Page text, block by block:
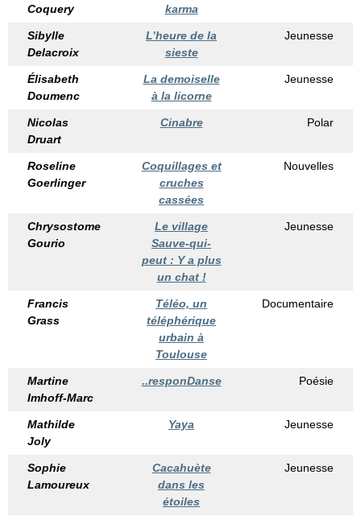
Coquery
karma
Sibylle
Delacroix
L’heure de la
sieste
Jeunesse
Élisabeth
Doumenc
La demoiselle
à la licorne
Jeunesse
Nicolas
Druart
Cinabre Polar
Roseline
Goerlinger
Coquillages et
cruches
cassées
Nouvelles
Chrysostome
Gourio
Le village
Sauve-qui-
peut : Y a plus
un chat !
Jeunesse
Francis
Grass
Téléo, un
téléphérique
urbain à
Toulouse
Documentaire
Martine
Imhoff-Marc
..responDanse Poésie
Mathilde
Joly
Yaya Jeunesse
Sophie
Lamoureux
Cacahuète
dans les
étoiles
Jeunesse